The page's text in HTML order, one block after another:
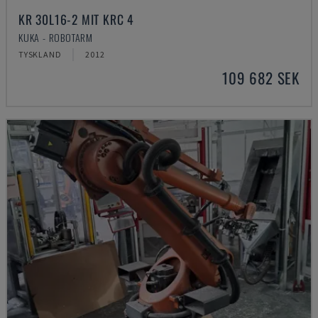
KR 30L16-2 MIT KRC 4
KUKA - ROBOTARM
TYSKLAND 2012
109 682 SEK